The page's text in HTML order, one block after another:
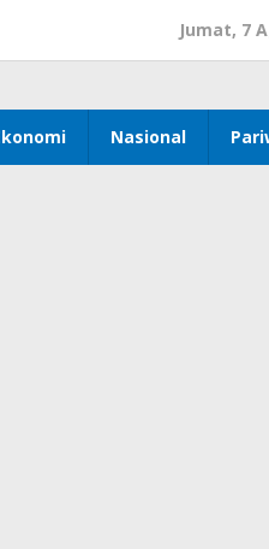
Jumat, 7
Nasional